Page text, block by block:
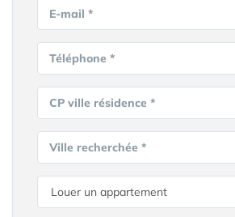
E-mail *
Téléphone *
CP ville résidence *
Ville recherchée *